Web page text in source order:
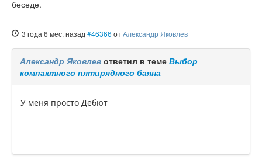
беседе.
3 года 6 мес. назад #46366 отАлександр Яковлев
Александр Яковлев ответил в теме Выбор
компактного пятирядного баяна
У меня просто Дебют